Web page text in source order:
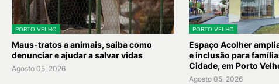
PORTO VELHO
Maus-tratos a animais, saiba como
denunciar e ajudar a salvar vidas
Agosto 05, 2026
PORTO VELHO
Espaço Acolher
e inclusão para
Cidade, em Porto
Agosto 05, 2026